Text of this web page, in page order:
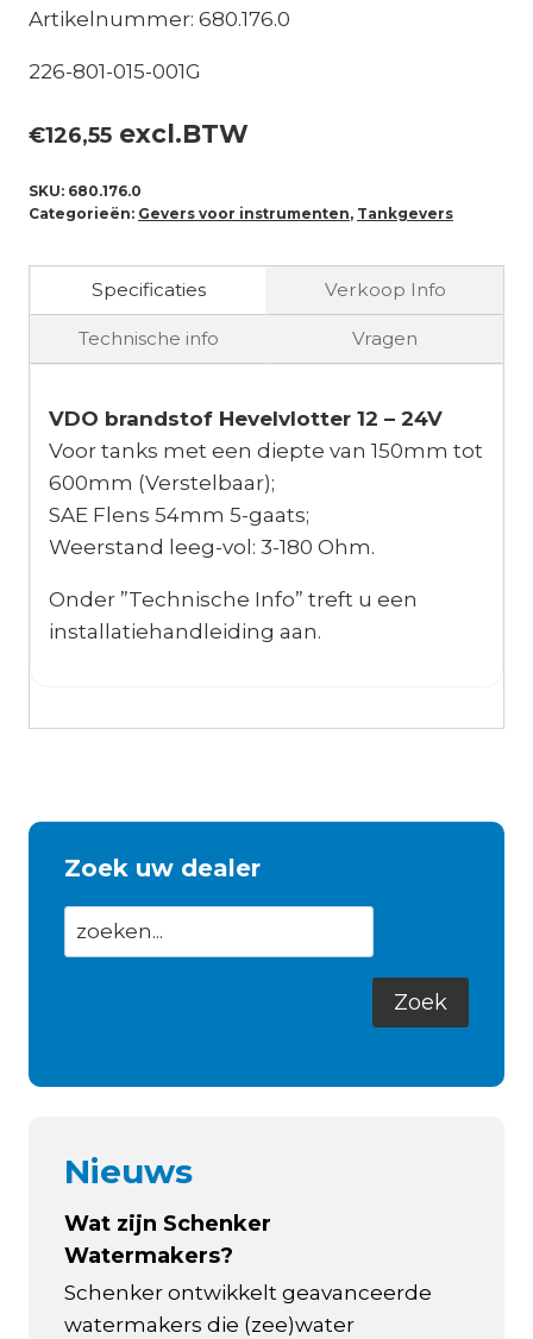
Artikelnummer: 680.176.0
226-801-015-001G
€126,55 excl.BTW
SKU: 680.176.0
Categorieën: Gevers voor instrumenten, Tankgevers
Specificaties Verkoop Info
Technische info Vragen
VDO brandstof Hevelvlotter 12 – 24V
Voor tanks met een diepte van 150mm tot
600mm (Verstelbaar);
SAE Flens 54mm 5-gaats;
Weerstand leeg-vol: 3-180 Ohm.
Onder ”Technische Info” treft u een
installatiehandleiding aan.
Zoek uw dealer
Nieuws
Wat zijn Schenker
Watermakers?
Schenker ontwikkelt geavanceerde
watermakers die (zee)water